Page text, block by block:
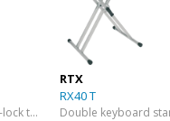
Double keyboard stand Ball-lock titanium
RTX
RX40 T